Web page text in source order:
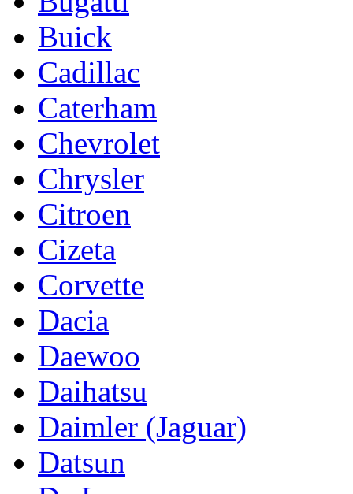
Buick
Cadillac
Caterham
Chevrolet
Chrysler
Citroen
Cizeta
Corvette
Dacia
Daewoo
Daihatsu
Daimler (Jaguar)
Datsun